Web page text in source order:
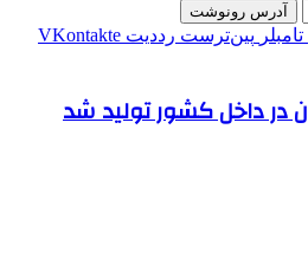
آدرس رونوشت
‫تامبلر ‫پین‌ترست ‫رددیت ‫VKontakte
در داخل کشور تولید شد